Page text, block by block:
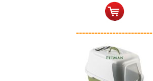
-------------------------